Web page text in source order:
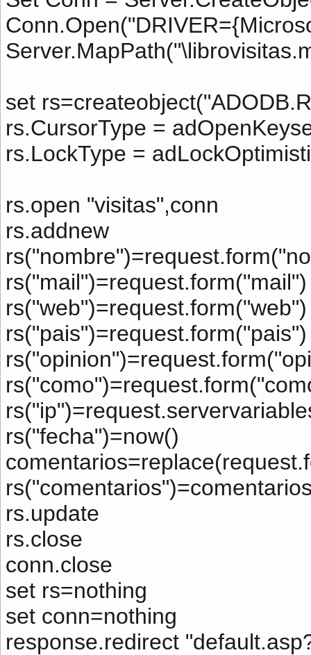
set
rs.CursorType =
rs.LockType =
rs.open "visitas",conn
rs.addnew
rs("mail")=request.form("mail")
rs("web")=request.form("web")
rs("pais")=request.form("pais")
rs("fecha")=now()
rs.update
rs.close
conn.close
set rs=nothing
set conn=nothing
response.redirect